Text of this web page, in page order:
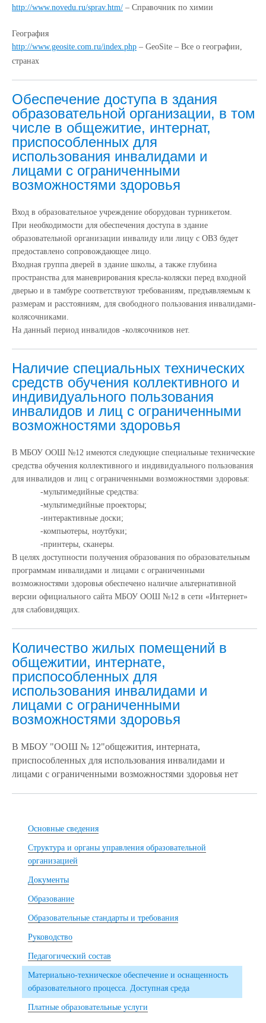
http://www.novedu.ru/sprav.htm/ – Справочник по химии
География
http://www.geosite.com.ru/index.php – GeoSite – Все о географии,
странах
Обеспечение доступа в здания
образовательной организации, в том
числе в общежитие, интернат,
приспособленных для
использования инвалидами и
лицами с ограниченными
возможностями здоровья
Вход в образовательное учреждение оборудован турникетом.
При необходимости для обеспечения доступа в здание
образовательной организации инвалиду или лицу с ОВЗ будет
предоставлено сопровождающее лицо.
Входная группа дверей в здание школы, а также глубина
пространства для маневрирования кресла-коляски перед входной
дверью и в тамбуре соответствуют требованиям, предъявляемым к
размерам и расстояниям, для свободного пользования инвалидами-
колясочниками.
На данный период инвалидов -колясочников нет.
Наличие специальных технических
средств обучения коллективного и
индивидуального пользования
инвалидов и лиц с ограниченными
возможностями здоровья
В МБОУ ООШ №12 имеются следующие специальные технические
средства обучения коллективного и индивидуального пользования
для инвалидов и лиц с ограниченными возможностями здоровья:
-мультимедийные средства:
-мультимедийные проекторы;
-интерактивные доски;
-компьютеры, ноутбуки;
-принтеры, сканеры.
В целях доступности получения образования по образовательным
программам инвалидами и лицами с ограниченными
возможностями здоровья обеспечено наличие альтернативной
версии официального сайта МБОУ ООШ №12 в сети «Интернет»
для слабовидящих.
Количество жилых помещений в
общежитии, интернате,
приспособленных для
использования инвалидами и
лицами с ограниченными
возможностями здоровья
В МБОУ "ООШ № 12"общежития, интерната,
приспособленных для использования инвалидами и
лицами с ограниченными возможностями здоровья нет
Основные сведения
Структура и органы управления образовательной
организацией
Документы
Образование
Образовательные стандарты и требования
Руководство
Педагогический состав
Материально-техническое обеспечение и оснащенность
образовательного процесса. Доступная среда
Платные образовательные услуги